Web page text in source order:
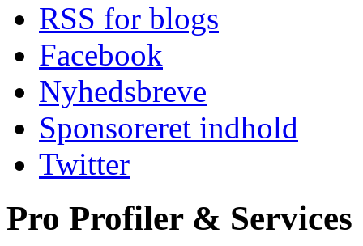
RSS for blogs
Facebook
Nyhedsbreve
Sponsoreret indhold
Twitter
Pro Profiler & Services